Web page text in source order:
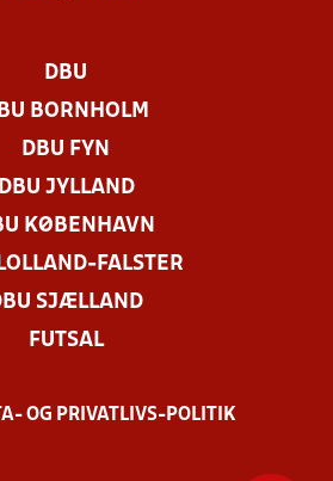
DBU
BORNHOLM
DBU FYN
DBU JYLLAND
KØBENHAVN
FALSTER
SJÆLLAND
FUTSAL
OG PRIVATLIVS-POLITIK